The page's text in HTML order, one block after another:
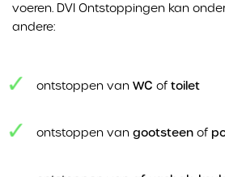
voeren. DVI Ontstoppingen kan
andere:
ontstoppen van WC of toilet
ontstoppen van gootsteen of